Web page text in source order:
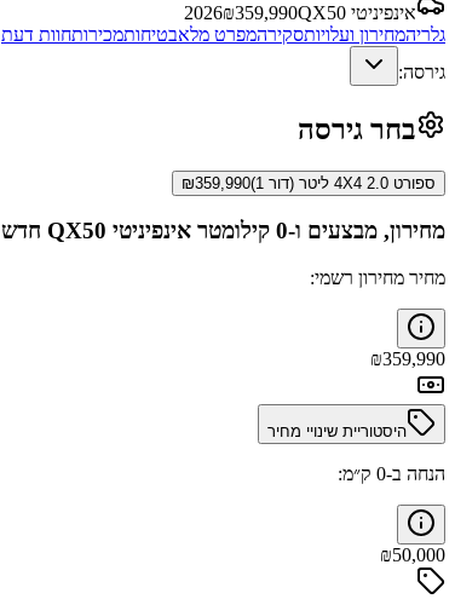
אינפיניטי QX50
2026₪359,990
גלריהמחירון ועלויותסקירהמפרט מלאבטיחותמכירותחוות דעת
גירסה:
בחר גירסה
ספורט 4X4 2.0 ליטר (דור 1) ₪359,990
מחירון, מבצעים ו-0 קילומטר אינפיניטי QX50 חדש
מחיר מחירון רשמי:
₪359,990
היסטוריית שינויי מחיר
הנחה ב-0 ק״מ:
₪50,000